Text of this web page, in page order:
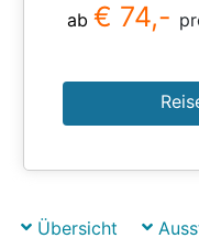
ab € 74,-
Übersicht